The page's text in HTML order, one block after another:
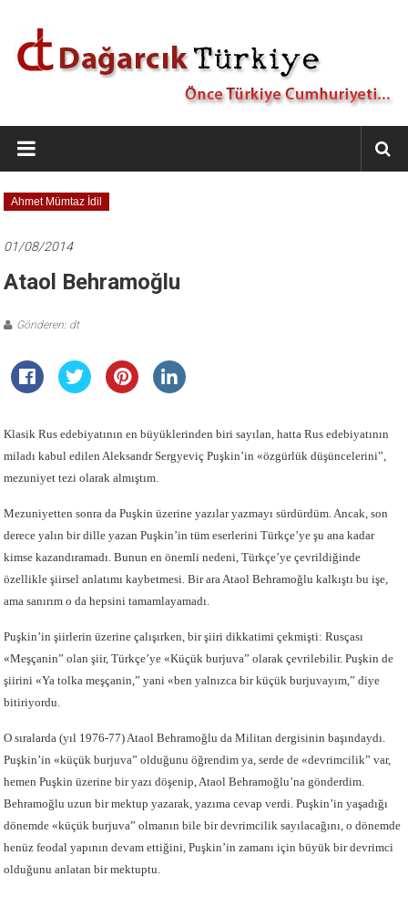
Dağarcık
Türkiye
Önce
Türkiye
Ahmet Mümtaz İdil
01/08/2014
Ataol Behramoğlu
Gönderen: dt
Klasik Rus edebiyatının en büyüklerinden biri sayılan, hatta Rus edebiyatının
miladı kabul edilen Aleksandr Sergyeviç Puşkin’in «özgürlük düşüncelerini”,
mezuniyet tezi olarak almıştım.
Mezuniyetten sonra da Puşkin üzerine yazılar yazmayı sürdürdüm. Ancak, son
derece yalın bir dille yazan Puşkin’in tüm eserlerini Türkçe’ye şu ana kadar
kimse kazandıramadı. Bunun en önemli nedeni, Türkçe’ye çevrildiğinde
özellikle şiirsel anlatımı kaybetmesi. Bir ara Ataol Behramoğlu kalkıştı bu işe,
ama sanırım o da hepsini tamamlayamadı.
Puşkin’in şiirlerin üzerine çalışırken, bir şiiri dikkatimi çekmişti: Rusçası
«Meşçanin” olan şiir, Türkçe’ye «Küçük burjuva” olarak çevrilebilir. Puşkin de
şiirini «Ya tolka meşçanin,” yani «ben yalnızca bir küçük burjuvayım,” diye
bitiriyordu.
O sıralarda (yıl 1976-77) Ataol Behramoğlu da Militan dergisinin başındaydı.
Puşkin’in «küçük burjuva” olduğunu öğrendim ya, serde de «devrimcilik” var,
hemen Puşkin üzerine bir yazı döşenip, Ataol Behramoğlu’na gönderdim.
Behramoğlu uzun bir mektup yazarak, yazıma cevap verdi. Puşkin’in yaşadığı
dönemde «küçük burjuva” olmanın bile bir devrimcilik sayılacağını, o dönemde
henüz feodal yapının devam ettiğini, Puşkin’in zamanı için büyük bir devrimci
olduğunu anlatan bir mektuptu.